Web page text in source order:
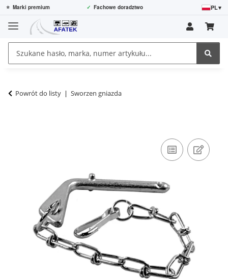
⭐ Marki premium ✓ Fachowe doradztwo PL▾
Powrót do listy Sworzen gniazda